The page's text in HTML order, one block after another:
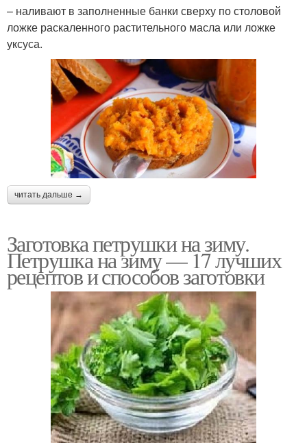
– наливают в заполненные банки сверху по столовой
ложке раскаленного растительного масла или ложке
уксуса.
читать дальше →
Заготовка петрушки на зиму.
Петрушка на зиму — 17 лучших
рецептов и способов заготовки